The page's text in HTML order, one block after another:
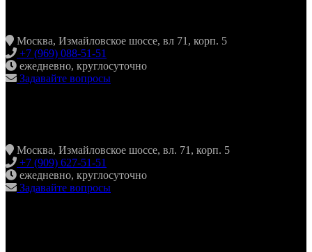
Москва, Измайловское шоссе, вл 71, корп. 5
+7 (969) 088-51-51
ежедневно, круглосуточно
Задавайте вопросы
Москва, Измайловское шоссе, вл. 71, корп. 5
+7 (909) 627-51-51
ежедневно, круглосуточно
Задавайте вопросы